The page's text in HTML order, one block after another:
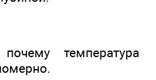
температура